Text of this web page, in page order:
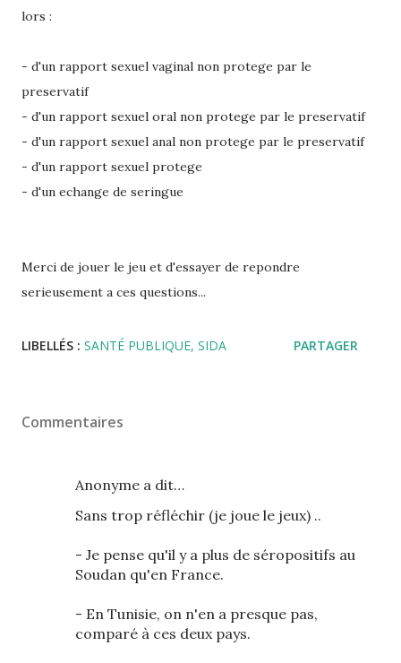
lors :
- d'un rapport sexuel vaginal non protege par le
preservatif
- d'un rapport sexuel oral non protege par le preservatif
- d'un rapport sexuel anal non protege par le preservatif
- d'un rapport sexuel protege
- d'un echange de seringue
Merci de jouer le jeu et d'essayer de repondre
serieusement a ces questions...
LIBELLÉS : SANTÉ PUBLIQUE SIDA PARTAGER
Commentaires
Anonyme a dit…
Sans trop réfléchir (je joue le jeux) ..
- Je pense qu'il y a plus de séropositifs au
Soudan qu'en France.
- En Tunisie, on n'en a presque pas,
comparé à ces deux pays.